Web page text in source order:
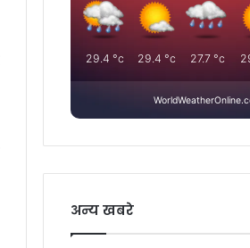
29.4 °c 29.4 °c 27.7 °c
अन्य खबरे